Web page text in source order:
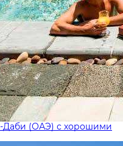
Даби (ОАЭ) с хорошими